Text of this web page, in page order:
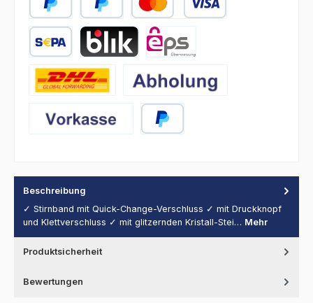
PayPal Später BezahlenKredit- oder Debitkarte
Abholung
Beschreibung
✓ Stirnband mit Quick-Change-Verschluss ✓ mit Druckknopf
und Klettverschluss ✓ mit glitzernden Kristall-Stei… Mehr
Produktsicherheit
Bewertungen